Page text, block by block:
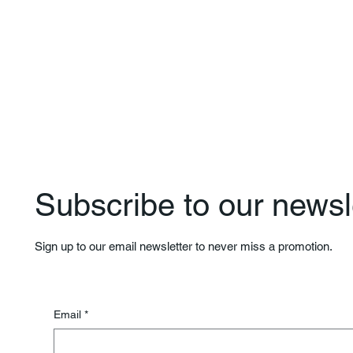
Subscribe to our
Sign up to our email newsletter to never miss a promotion.
Email *